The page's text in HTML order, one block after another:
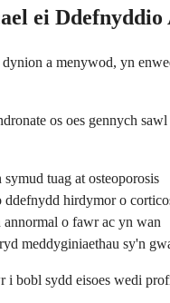
ei
a menywod, yn
os oes gennych
tuag at osteoporosis
ddefnydd hirdymor o
o fawr ac yn wan
meddyginiaethau sy'n
i bobl sydd eisoes wedi